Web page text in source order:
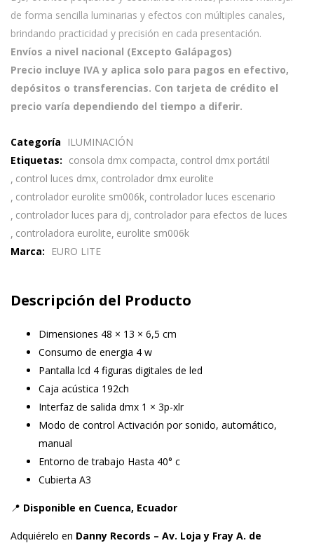
de forma sencilla luminarias y efectos con múltiples canales,
brindando practicidad y precisión en cada presentación.
Envíos a nivel nacional (Excepto Galápagos)
Precio incluye IVA y aplica solo para pagos en efectivo,
depósitos o transferencias. Con tarjeta de crédito el
precio varía dependiendo del tiempo a diferir.
Categoría
ILUMINACIÓN
Etiquetas: consola dmx compacta control dmx portátil
control luces dmx controlador dmx eurolite
controlador eurolite sm006k controlador luces escenario
controlador luces para dj controlador para efectos de luces
controladora eurolite eurolite sm006k
Marca:
EURO LITE
Descripción del Producto
Dimensiones 48 × 13 × 6,5 cm
Consumo de energia 4 w
Pantalla lcd 4 figuras digitales de led
Caja acústica 192ch
Interfaz de salida dmx 1 × 3p-xlr
Modo de control Activación por sonido, automático,
manual
Entorno de trabajo Hasta 40° c
Cubierta A3
📍 Disponible en Cuenca, Ecuador
Adquiérelo en Danny Records – Av. Loja y Fray A. de